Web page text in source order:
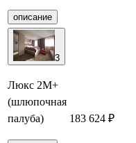
описание
3
Люкс 2М+
(шлюпочная
палуба)
183 624 ₽